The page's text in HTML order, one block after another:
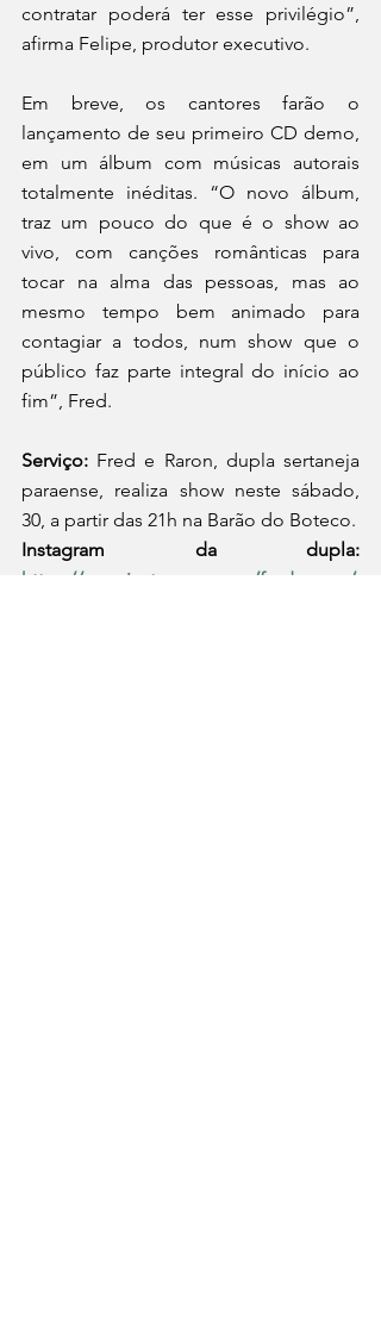
contratar poderá ter esse privilégio”,
afirma Felipe, produtor executivo.
Em breve, os cantores farão o
lançamento de seu primeiro CD demo,
em um álbum com músicas autorais
totalmente inéditas. “O novo álbum,
traz um pouco do que é o show ao
vivo, com canções românticas para
tocar na alma das pessoas, mas ao
mesmo tempo bem animado para
contagiar a todos, num show que o
público faz parte integral do início ao
fim”, Fred.
Serviço: Fred e Raron, dupla sertaneja
paraense, realiza show neste sábado,
https://www.instagram.com/frederaron/